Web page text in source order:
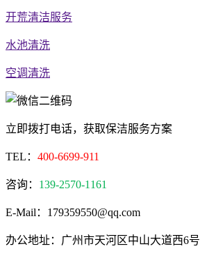
开荒清洁服务
水池清洗
空调清洗
立即拨打电话，获取保洁服务方案
TEL： 400-6699-911
咨询： 139-2570-1161
E-Mail：179359550@qq.com
办公地址：广州市天河区中山大道西6号